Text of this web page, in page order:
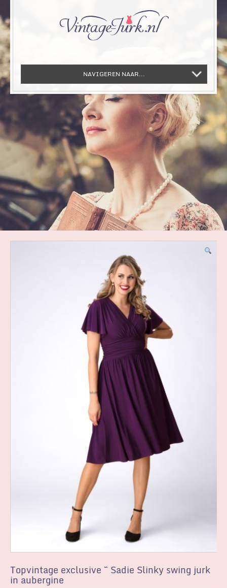
NAVIGEREN NAAR...
Topvintage exclusive ~ Sadie Slinky swing jurk
in aubergine